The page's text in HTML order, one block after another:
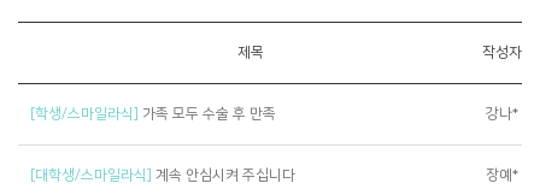
제목 작성자
[학생/스마일라식] 가족 모두 수술 후 만족 강나*
[대학생/스마일라식] 계속 안심시켜 주십니다 장예*